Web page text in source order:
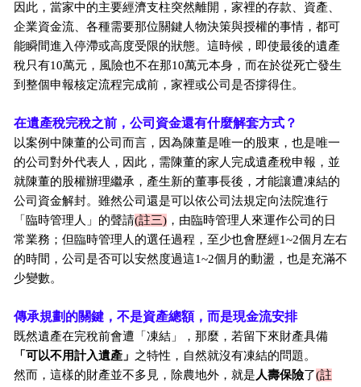
因此，當家中的主要經濟支柱突然離開，家裡的存款、資產、
企業資金流、各種需要那位關鍵人物決策與授權的事情，都可
能瞬間進入停滯或高度受限的狀態。這時候，即使最後的遺產
稅只有10萬元，風險也不在那10萬元本身，而在於從死亡發生
到整個申報核定流程完成前，家裡或公司是否撐得住。
在遺產稅完稅之前，公司資金還有什麼解套方式？
以案例中陳董的公司而言，因為陳董是唯一的股東，也是唯一
的公司對外代表人，因此，需陳董的家人完成遺產稅申報，並
就陳董的股權辦理繼承，產生新的董事長後，才能讓遭凍結的
公司資金解封。雖然公司還是可以依公司法規定向法院進行
「臨時管理人」的聲請(註三) ，由臨時管理人來運作公司的日
常業務；但臨時管理人的選任過程，至少也會歷經1~2個月左右
的時間，公司是否可以安然度過這1~2個月的動盪，也是充滿不
少變數。
傳承規劃的關鍵，不是資產總額，而是現金流安排
既然遺產在完稅前會遭「凍結」，那麼，若留下來財產具備
「可以不用計入遺產」 之特性，自然就沒有凍結的問題。
然而，這樣的財產並不多見，除農地外，就是人壽保險了(註